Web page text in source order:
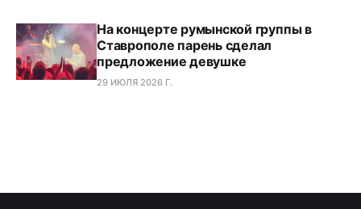
На концерте румынской группы в
Ставрополе парень сделал
предложение девушке
29 ИЮЛЯ 2026 Г.